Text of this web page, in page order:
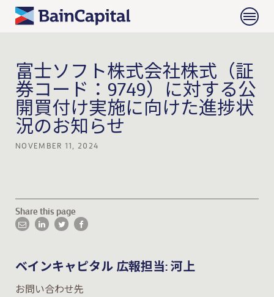
富士ソフト株式会社株式（証
券コード：9749）に対する公
開買付け実施に向けた進捗状
況のお知らせ
NOVEMBER 11, 2024
Share this page
ベインキャピタル 広報担当: 河上
お問い合わせ先